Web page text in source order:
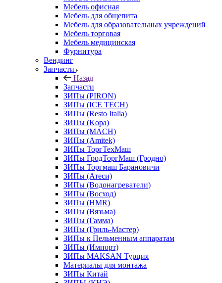
Мебель офисная
Мебель для общепита
Мебель для образовательных учреждений
Мебель торговая
Мебель медицинская
Фурнитура
Вендинг
Запчасти
Назад
Запчасти
ЗИПы (PIRON)
ЗИПы (ICE TECH)
ЗИПы (Resto Italia)
ЗИПы (Kopa)
ЗИПы (MACH)
ЗИПы (Amitek)
ЗИПы ТоргТехМаш
ЗИПы ГродТоргМаш (Гродно)
ЗИПы Торгмаш Барановичи
ЗИПы (Атеси)
ЗИПы (Водонагреватели)
ЗИПы (Восход)
ЗИПы (HMR)
ЗИПы (Вязьма)
ЗИПы (Гамма)
ЗИПы (Гриль-Мастер)
ЗИПы к Пельменным аппаратам
ЗИПы (Импорт)
ЗИПы MAKSAN Турция
Материалы для монтажа
ЗИПы Китай